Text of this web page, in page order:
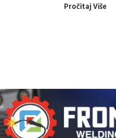
Pročitaj Više